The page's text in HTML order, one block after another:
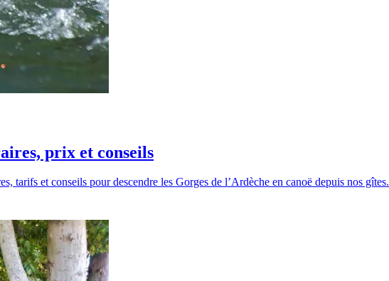
prix et conseils
et conseils pour descendre les Gorges de l’Ardèche en canoë depuis nos gîtes.